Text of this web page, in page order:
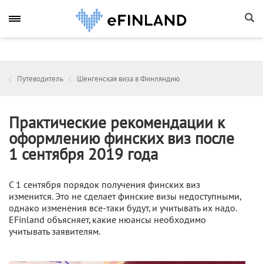
Путеводитель Шенгенская виза в Финляндию
Практические рекомендации к
оформлению финских виз после
1 сентября 2019 года
С 1 сентября порядок получения финских виз
изменится. Это не сделает финские визы недоступными,
однако изменения все-таки будут, и учитывать их надо.
EFinland объясняет, какие нюансы необходимо
учитывать заявителям.